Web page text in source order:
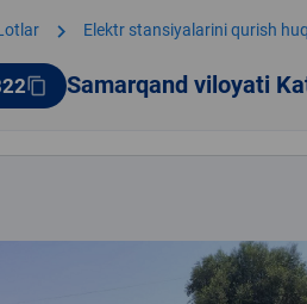
chevron_right Elektr stansiyalarini qurish
content_copy Samarqand viloyati